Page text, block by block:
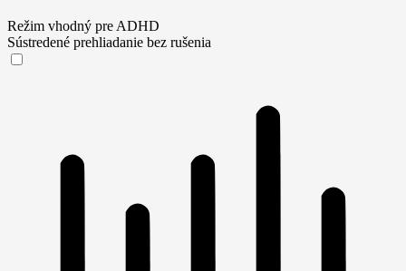
Režim vhodný pre ADHD
Sústredené prehliadanie bez rušenia